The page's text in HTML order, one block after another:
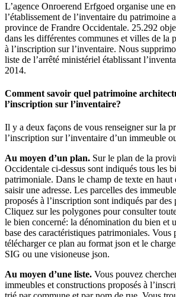
L’agence Onroerend Erfgoed organise une
l’établissement de l’inventaire du patrimoine
province de Frandre Occidentale. 25.292
dans les différentes communes et villes de la
à l’inscription sur l’inventaire. Nous
liste de l’arrêté ministériel établissant
2014.
Comment savoir quel patrimoine
l’inscription sur l’inventaire?
Il y a deux façons de vous renseigner sur la
l’inscription sur l’inventaire d’un immeuble
Au moyen d’un plan. Sur le plan de la
Occidentale ci-dessus sont indiqués tous les
patrimoniale. Dans le champ de texte en
saisir une adresse. Les parcelles des
proposés à l’inscription sont indiqués par des
Cliquez sur les polygones pour consulter
le bien concerné: la dénomination du bien et
base des caractéristiques patrimoniales. Vous
télécharger ce plan au format json et le
SIG ou une visioneuse json.
Au moyen d’une liste. Vous pouvez
immeubles et constructions proposés à